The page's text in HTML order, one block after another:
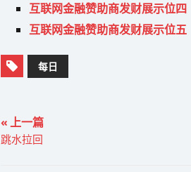
互联网金融赞助商发财展示位四
互联网金融赞助商发财展示位五
每日
« 上一篇
跳水拉回